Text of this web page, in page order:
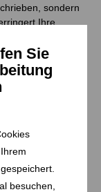
Sie
besuchen,
sondern
Ihre
die
Sie
Betrieb zu
eine kluge
sich nicht nur
Ihres